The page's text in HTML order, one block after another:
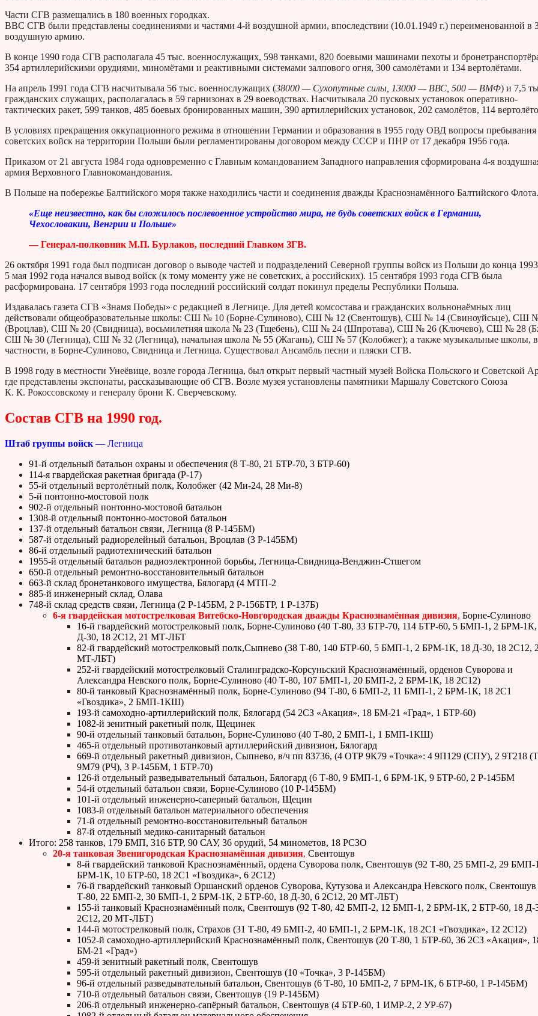
Части СГВ размещались в 180 военных городках.
ВВС СГВ были представлены соединениями и частями 4-й воздушной армии, впоследствии (10.01.1949 г.) переименованной в
воздушную армию.
В конце 1990 года СГВ располагала 45 тыс. военнослужащих, 598 танками, 820 боевыми машинами пехоты и
354 артиллерийскими орудиями, миномётами и реактивными системами залпового огня, 300 самолётами и 134 вертолётами.
На апрель 1991 года СГВ насчитывала 56 тыс. военнослужащих (38000 — Сухопутные силы, 13000 — ВВС, 500 — ВМФ) и 7,5
гражданских служащих, располагалась в 59 гарнизонах в 29 воеводствах. Насчитывала 20 пусковых установок оперативно-
тактических ракет, 599 танков, 485 боевых бронированных машин, 390 артиллерийских установок, 202 самолётов, 114
В условиях прекращения оккупационного режима в отношении Германии и образования в 1955 году ОВД вопросы пребывания
советских войск на территории Польши были регламентированы договором между СССР и ПНР от 17 декабря 1956 года.
Приказом от 21 августа 1984 года одновременно с Главным командованием Западного направления сформирована 4-я
армия Верховного Главнокомандования.
В Польше на побережье Балтийского моря также находились части и соединения дважды Краснознамённого Балтийского Флота.
«Еще неизвестно, как бы сложилось послевоенное устройство мира, не будь советских войск в Германии,
Чехословакии, Венгрии и Польше»
— Генерал-полковник М.П. Бурлаков, последний Главком ЗГВ.
26 октября 1991 года был подписан договор о выводе частей и подразделений Северной группы войск из Польши до конца
5 мая 1992 года начался вывод войск (к тому моменту уже не советских, а российских). 15 сентября 1993 года СГВ была
расформирована. 17 сентября 1993 года последний российский солдат покинул пределы Республики Польша.
Издавалась газета СГВ «Знамя Победы» с редакцией в Легнице. Для детей комсостава и гражданских вольнонаёмных лиц
действовали общеобразовательные школы: СШ № 10 (Борне-Сулиново), СШ № 12 (Свентошув), СШ № 14 (Свиноуйсьце), СШ
(Вроцлав), СШ № 20 (Свидница), восьмилетняя школа № 23 (Тщебень), СШ № 24 (Шпротава), СШ № 26 (Ключево), СШ № 28
СШ № 30 (Легница), СШ № 32 (Легница), начальная школа № 55 (Жагань), СШ № 57 (Колобжег); а также музыкальные школы, в
частности, в Борне-Сулиново, Свидница и Легница. Существовал Ансамбль песни и пляски СГВ.
В 1998 году в местности Унеёвице, возле города Легница, был открыт первый частный музей Войска Польского и Советской
где представлены экспонаты, рассказывающие об СГВ. Возле музея установлены памятники Маршалу Советского Союза
К. К. Рокоссовскому и генералу брони К. Сверчевскому.
Состав СГВ на 1990 год.
Штаб группы войск — Легница
91-й отдельный батальон охраны и обеспечения (8 Т-80, 21 БТР-70, 3 БТР-60)
114-я гвардейская ракетная бригада (Р-17)
55-й отдельный вертолётный полк, Колобжег (42 Ми-24, 28 Ми-8)
5-й понтонно-мостовой полк
902-й отдельный понтонно-мостовой батальон
1308-й отдельный понтонно-мостовой батальон
137-й отдельный батальон связи, Легница (8 Р-145БМ)
587-й отдельный радиорелейный батальон, Вроцлав (3 Р-145БМ)
86-й отдельный радиотехнический батальон
1955-й отдельный батальон радиоэлектронной борьбы, Легница-Свидница-Венджин-Стшегом
650-й отдельный ремонтно-восстановительный батальон
663-й склад бронетанкового имущества, Бялогард (4 МТП-2
885-й инженерный склад, Олава
748-й склад средств связи, Легница (2 Р-145БМ, 2 Р-156БТР, 1 Р-137Б)
6-я гвардейская мотострелковая Витебско-Новгородская дважды Краснознамённая дивизия, Борне-Сулиново
16-й гвардейский мотострелковый полк, Борне-Сулиново (40 Т-80, 33 БТР-70, 114 БТР-60, 5 БМП-1, 2 БРМ-1К,
Д-30, 18 2С12, 21 МТ-ЛБТ
82-й гвардейский мотострелковый полк,Сыпнево (38 Т-80, 140 БТР-60, 5 БМП-1, 2 БРМ-1К, 18 Д-30, 18 2С12,
МТ-ЛБТ)
252-й гвардейский мотострелковый Сталинградско-Корсуньский Краснознамённый, орденов Суворова и
Александра Невского полк, Борне-Сулиново (40 Т-80, 107 БМП-1, 20 БМП-2, 2 БРМ-1К, 18 2С12)
80-й танковый Краснознамённый полк, Борне-Сулиново (94 Т-80, 6 БМП-2, 11 БМП-1, 2 БРМ-1К, 18 2С1
«Гвоздика», 2 БМП-1КШ)
193-й самоходно-артиллерийский полк, Бялогард (54 2СЗ «Акация», 18 БМ-21 «Град», 1 БТР-60)
1082-й зенитный ракетный полк, Щецинек
90-й отдельный танковый батальон, Борне-Сулиново (40 Т-80, 2 БМП-1, 1 БМП-1КШ)
465-й отдельный противотанковый артиллерийский дивизион, Бялогард
669-й отдельный ракетный дивизион, Сыпнево, в/ч пп 83736, (4 ОТР 9К79 «Точка»: 4 9П129 (СПУ), 2 9Т218
9М79 (РЧ), 3 Р-145БМ, 1 БТР-70)
126-й отдельный разведывательный батальон, Бялогард (6 Т-80, 9 БМП-1, 6 БРМ-1К, 9 БТР-60, 2 Р-145БМ
54-й отдельный батальон связи, Борне-Сулиново (10 Р-145БМ)
101-й отдельный инженерно-саперный батальон, Щецин
1083-й отдельный батальон материального обеспечения
71-й отдельный ремонтно-восстановительный батальон
87-й отдельный медико-санитарный батальон
Итого: 258 танков, 179 БМП, 316 БТР, 90 САУ, 36 орудий, 54 минометов, 18 РСЗО
20-я танковая Звенигородская Краснознамённая дивизия, Свентошув
8-й гвардейский танковой Краснознамённый, ордена Суворова полк, Свентошув (92 Т-80, 25 БМП-2, 29 БМП-
БРМ-1К, 10 БТР-60, 18 2С1 «Гвоздика», 6 2С12)
76-й гвардейский танковый Оршанский орденов Суворова, Кутузова и Александра Невского полк, Свентошув
Т-80, 22 БМП-2, 30 БМП-1, 2 БРМ-1К, 2 БТР-60, 18 Д-30, 6 2С12, 20 МТ-ЛБТ)
155-й танковый Краснознамённый полк, Свентошув (92 Т-80, 42 БМП-2, 12 БМП-1, 2 БРМ-1К, 2 БТР-60, 18 Д-
2С12, 20 МТ-ЛБТ)
144-й мотострелковый полк, Страхов (31 Т-80, 49 БМП-2, 40 БМП-1, 2 БРМ-1К, 18 2С1 «Гвоздика», 12 2С12)
1052-й самоходно-артиллерийский Краснознамённый полк, Свентошув (20 Т-80, 1 БТР-60, 36 2СЗ «Акация»,
БМ-21 «Град»)
459-й зенитный ракетный полк, Свентошув
595-й отдельный ракетный дивизион, Свентошув (10 «Точка», 3 Р-145БМ)
96-й отдельный разведывательный батальон, Свентошув (6 Т-80, 10 БМП-2, 7 БРМ-1К, 6 БТР-60, 1 Р-145БМ)
710-й отдельный батальон связи, Свентошув (19 Р-145БМ)
206-й отдельный инженерно-сапёрный батальон, Свентошув (4 БТР-60, 1 ИМР-2, 2 УР-67)